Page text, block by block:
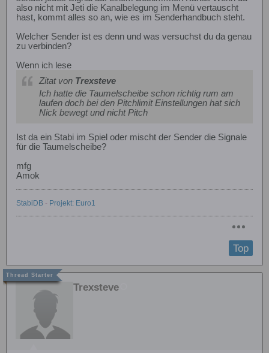
also nicht mit Jeti die Kanalbelegung im Menü vertauscht
hast, kommt alles so an, wie es im Senderhandbuch steht.
Welcher Sender ist es denn und was versuchst du da genau
zu verbinden?
Wenn ich lese
Zitat von Trexsteve
Ich hatte die Taumelscheibe schon richtig rum am
laufen doch bei den Pitchlimit Einstellungen hat sich
Nick bewegt und nicht Pitch
Ist da ein Stabi im Spiel oder mischt der Sender die Signale
für die Taumelscheibe?
mfg
Amok
StabiDB - Projekt: Euro1
Top
Trexsteve